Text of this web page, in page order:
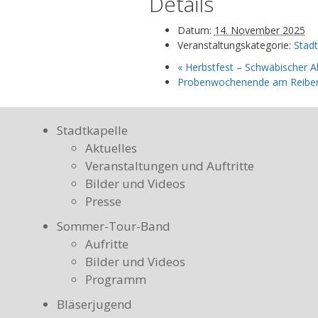
Datum: 14. November 2025
Veranstaltungskategorie:
«Herbstfest – Schwäbischer
Probenwochenende am
Stadtkapelle
Aktuelles
Veranstaltungen und Auftritte
Bilder und Videos
Presse
Sommer-Tour-Band
Aufritte
Bilder und Videos
Programm
Bläserjugend